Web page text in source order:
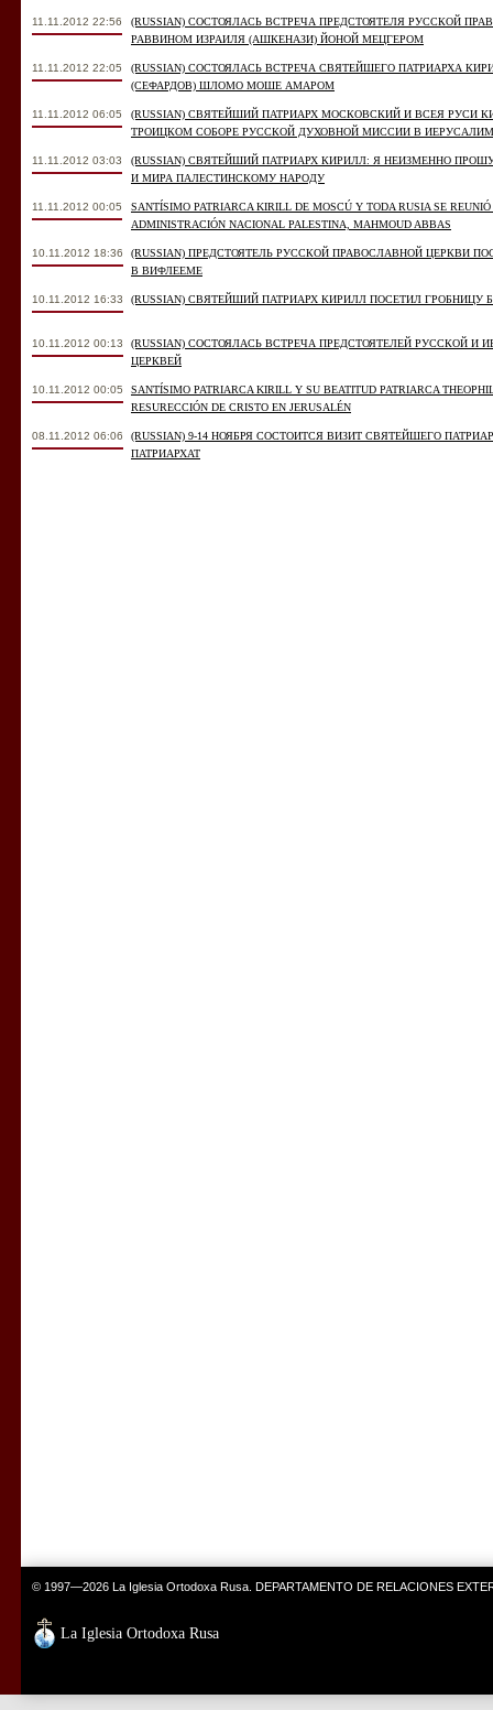
11.11.2012 22:56
(RUSSIAN) СОСТОЯЛАСЬ ВСТРЕЧА ПРЕДСТОЯТЕЛЯ РУССКОЙ
РАВВИНОМ ИЗРАИЛЯ (АШКЕНАЗИ) ЙОНОЙ МЕЦГЕРОМ
11.11.2012 22:05
(RUSSIAN) СОСТОЯЛАСЬ ВСТРЕЧА СВЯТЕЙШЕГО ПАТРИАРХА
(СЕФАРДОВ) ШЛОМО МОШЕ АМАРОМ
11.11.2012 06:05
(RUSSIAN) СВЯТЕЙШИЙ ПАТРИАРХ МОСКОВСКИЙ И ВСЕЯ РУСИ
ТРОИЦКОМ СОБОРЕ РУССКОЙ ДУХОВНОЙ МИССИИ В
11.11.2012 03:03
(RUSSIAN) СВЯТЕЙШИЙ ПАТРИАРХ КИРИЛЛ: Я НЕИЗМЕННО
И МИРА ПАЛЕСТИНСКОМУ НАРОДУ
11.11.2012 00:05
SANTÍSIMO PATRIARCA KIRILL DE MOSCÚ Y TODA RUSIA SE
ADMINISTRACIÓN NACIONAL PALESTINA, MAHMOUD ABBAS
10.11.2012 18:36
(RUSSIAN) ПРЕДСТОЯТЕЛЬ РУССКОЙ ПРАВОСЛАВНОЙ ЦЕРКВИ
В ВИФЛЕЕМЕ
10.11.2012 16:33 (RUSSIAN) СВЯТЕЙШИЙ ПАТРИАРХ КИРИЛЛ ПОСЕТИЛ
10.11.2012 00:13
(RUSSIAN) СОСТОЯЛАСЬ ВСТРЕЧА ПРЕДСТОЯТЕЛЕЙ РУССКОЙ
ЦЕРКВЕЙ
10.11.2012 00:05
SANTÍSIMO PATRIARCA KIRILL Y SU BEATITUD PATRIARCA
RESURECCIÓN DE CRISTO EN JERUSALÉN
08.11.2012 06:06
(RUSSIAN) 9-14 НОЯБРЯ СОСТОИТСЯ ВИЗИТ СВЯТЕЙШЕГО
ПАТРИАРХАТ
© 1997—2026 La Iglesia Ortodoxa Rusa. DEPARTAMENTO DE RELACIONES
La Iglesia Ortodoxa Rusa